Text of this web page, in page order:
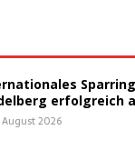
erfolg­reich
2026